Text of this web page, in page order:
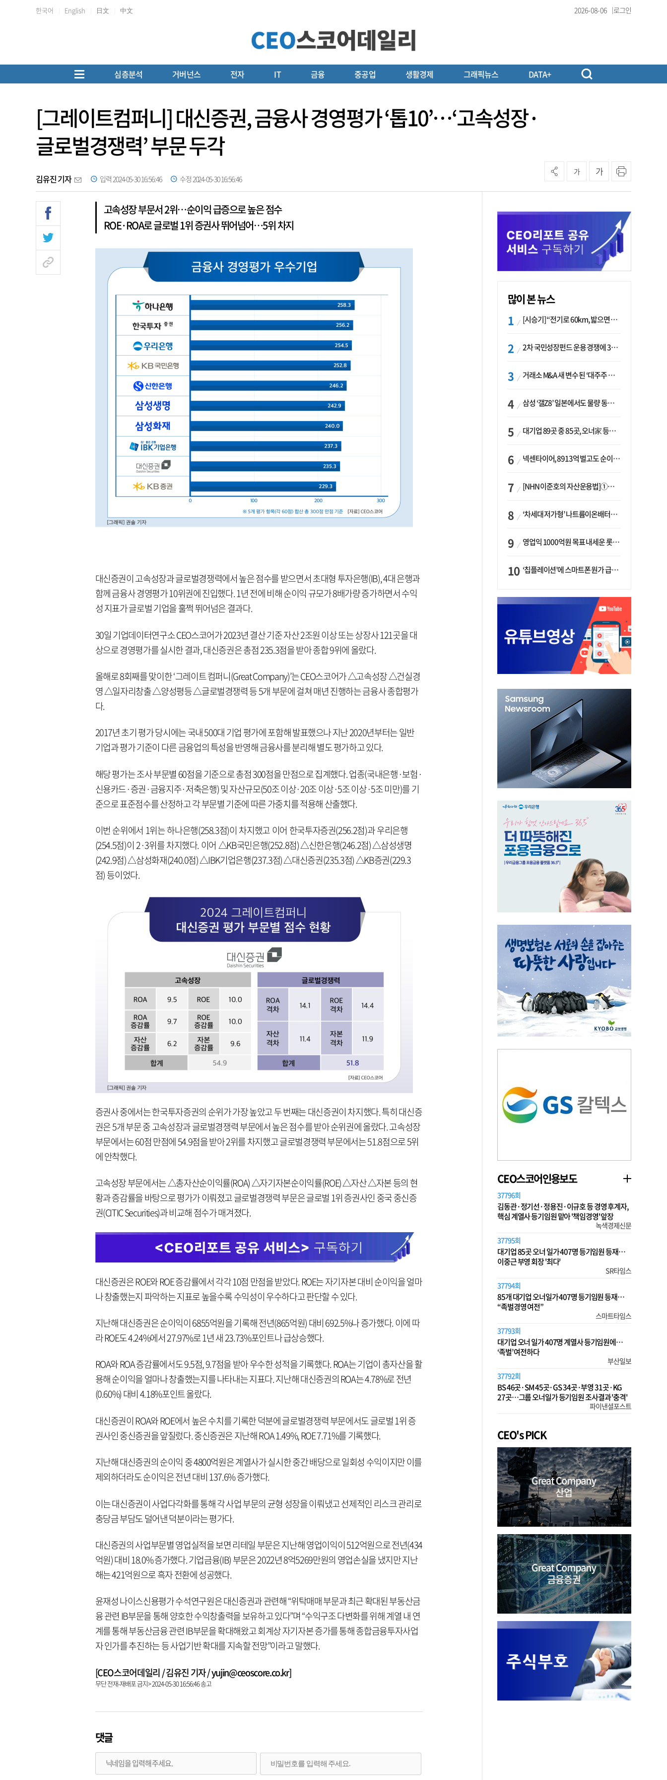
한국어 English 日文 中文 2026-08-06 로그인
심층분석 거버넌스 전자 IT 금융 중공업 생활경제 그래픽뉴스 DATA+
[그레이트컴퍼니] 대신증권, 금융사 경영평가 ‘톱10’…‘고속성장·
글로벌경쟁력’ 부문 두각
김유진 기자 입력 2024-05-30 16:56:46 수정 2024-05-30 16:56:46
가 가
고속성장 부문서 2위…순이익 급증으로 높은 점수
ROE·ROA로 글로벌 1위 증권사 뛰어넘어…5위 차지
대신증권이 고속성장과 글로벌경쟁력에서 높은 점수를 받으면서 초대형 투자은행(IB), 4대 은행과
함께 금융사 경영평가 10위권에 진입했다. 1년 전에 비해 순이익 규모가 8배가량 증가하면서 수익
성 지표가 글로벌 기업을 훌쩍 뛰어넘은 결과다.
30일 기업데이터연구소 CEO스코어가 2023년 결산 기준 자산 2조원 이상 또는 상장사 121곳을 대
상으로 경영평가를 실시한 결과, 대신증권은 총점 235.3점을 받아 종합 9위에 올랐다.
올해로 8회째를 맞이한 ‘그레이트 컴퍼니(Great Company)’는 CEO스코어가 △고속성장 △건실경
영 △일자리창출 △양성평등 △글로벌경쟁력 등 5개 부문에 걸쳐 매년 진행하는 금융사 종합평가
다.
2017년 초기 평가 당시에는 국내 500대 기업 평가에 포함해 발표했으나 지난 2020년부터는 일반
기업과 평가 기준이 다른 금융업의 특성을 반영해 금융사를 분리해 별도 평가하고 있다.
해당 평가는 조사 부문별 60점을 기준으로 총점 300점을 만점으로 집계했다. 업종(국내은행·보험·
신용카드·증권·금융지주·저축은행) 및 자산규모(50조 이상·20조 이상·5조 이상·5조 미만)를 기
준으로 표준점수를 산정하고 각 부문별 기준에 따른 가중치를 적용해 산출했다.
이번 순위에서 1위는 하나은행(258.3점)이 차지했고 이어 한국투자증권(256.2점)과 우리은행
(254.5점)이 2·3위를 차지했다. 이어 △KB국민은행(252.8점) △신한은행(246.2점) △삼성생명
(242.9점) △삼성화재(240.0점) △IBK기업은행(237.3점) △대신증권(235.3점) △KB증권(229.3
점) 등이었다.
증권사 중에서는 한국투자증권의 순위가 가장 높았고 두 번째는 대신증권이 차지했다. 특히 대신증
권은 5개 부문 중 고속성장과 글로벌경쟁력 부문에서 높은 점수를 받아 순위권에 올랐다. 고속성장
부문에서는 60점 만점에 54.9점을 받아 2위를 차지했고 글로벌경쟁력 부문에서는 51.8점으로 5위
에 안착했다.
고속성장 부문에서는 △총자산순이익률(ROA) △자기자본순이익률(ROE) △자산 △자본 등의 현
황과 증감률을 바탕으로 평가가 이뤄졌고 글로벌경쟁력 부문은 글로벌 1위 증권사인 중국 중신증
권(CITIC Securities)과 비교해 점수가 매겨졌다.
대신증권은 ROE와 ROE 증감률에서 각각 10점 만점을 받았다. ROE는 자기자본 대비 순이익을 얼마
나 창출했는지 파악하는 지표로 높을수록 수익성이 우수하다고 판단할 수 있다.
지난해 대신증권은 순이익이 6855억원을 기록해 전년(865억원) 대비 692.5%나 증가했다. 이에 따
라 ROE도 4.24%에서 27.97%로 1년 새 23.73%포인트나 급상승했다.
ROA와 ROA 증감률에서도 9.5점, 9.7점을 받아 우수한 성적을 기록했다. ROA는 기업이 총자산을 활
용해 순이익을 얼마나 창출했는지를 나타내는 지표다. 지난해 대신증권의 ROA는 4.78%로 전년
(0.60%) 대비 4.18%포인트 올랐다.
대신증권이 ROA와 ROE에서 높은 수치를 기록한 덕분에 글로벌경쟁력 부문에서도 글로벌 1위 증
권사인 중신증권을 앞질렀다. 중신증권은 지난해 ROA 1.49%, ROE 7.71%를 기록했다.
지난해 대신증권의 순이익 중 4800억원은 계열사가 실시한 중간 배당으로 일회성 수익이지만 이를
제외하더라도 순이익은 전년 대비 137.6% 증가했다.
이는 대신증권이 사업다각화를 통해 각 사업 부문의 균형 성장을 이뤄냈고 선제적인 리스크 관리로
충당금 부담도 덜어낸 덕분이라는 평가다.
대신증권의 사업부문별 영업실적을 보면 리테일 부문은 지난해 영업이익이 512억원으로 전년(434
억원) 대비 18.0% 증가했다. 기업금융(IB) 부문은 2022년 8억5269만원의 영업손실을 냈지만 지난
해는 421억원으로 흑자 전환에 성공했다.
윤재성 나이스신용평가 수석연구원은 대신증권과 관련해 “위탁매매 부문과 최근 확대된 부동산금
융 관련 IB부문을 통해 양호한 수익창출력을 보유하고 있다”며 “수익구조 다변화를 위해 계열 내 연
계를 통해 부동산금융 관련 IB부문을 확대해왔고 회계상 자기자본 증가를 통해 종합금융투자사업
자 인가를 추진하는 등 사업기반 확대를 지속할 전망”이라고 말했다.
[CEO스코어데일리 / 김유진 기자 / yujin@ceoscore.co.kr]
무단 전재-재배포 금지> 2024-05-30 16:56:46 송고
댓글
많이 본 뉴스
[시승기] “전기로 60km, 밟으면 462마력”…볼보 XC60 T8의 두 얼굴
2차 국민성장펀드 운용 경쟁에 33개사 몰렸다…신한·하나 등 새 얼굴 대거 합류
거래소 M&A 새 변수 된 ‘대주주 심사’…네이버·두나무 결합도 영향권
삼성 ‘갤Z8’ 일본에서도 물량 동났다…애플 참전 앞두고 선두 수성 ‘시험대’
대기업 89곳 중 85곳, 오너家 등기임원 겸직…BS 46곳·SM 45곳 ‘족벌경영’ 고착화
넥센타이어, 8913억 벌고도 순이익 2억…유럽 세부담에 이익 증발
[NHN 이준호의 자산운용법]①이니시오·JLC ‘부동산’-JLC파트너스 ‘투자’…“부동산 담보대출로 투자재원 확보”
‘차세대 저가형’ 나트륨이온배터리 시대 오나…LG화학·에코프로, 상용화 속도낸다
영업익 1000억원 목표 내세운 롯데마트…하반기 ‘오카도’ 시험대
‘칩플레이션’에 스마트폰 원가 급등…삼성전자, ‘엑시노스’ 채택 확대하나
CEO스코어인용보도
37796회
김동관·정기선·정용진·이규호 등 경영 후계자,
핵심 계열사 등기임원 맡아 '책임경영' 앞장
녹색경제신문
37795회
대기업 85곳 오너 일가 407명 등기임원 등재…
이중근 부영 회장 '최다'
SR타임스
37794회
85개 대기업 오너일가 407명 등기임원 등재…
“족벌경영 여전”
스마트타임스
37793회
대기업 오너 일가 407명 계열사 등기임원에…
‘족벌’ 여전하다
부산일보
37792회
BS 46곳·SM 45곳·GS 34곳·부영 31곳·KG
27곳…그룹 오너일가 등기임원 조사결과 '충격'
파이낸셜포스트
CEO's PICK